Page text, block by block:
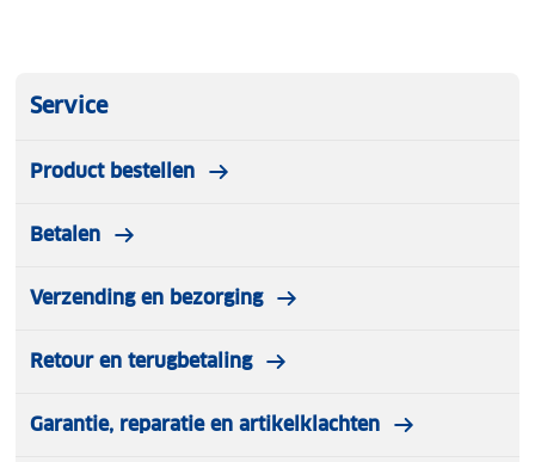
Service
Product bestellen
Betalen
Verzending en bezorging
Retour en terugbetaling
Garantie, reparatie en artikelklachten